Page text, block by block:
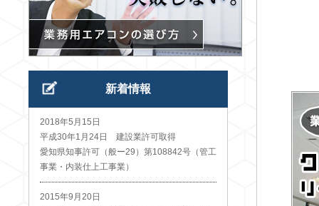
新着情報
2018年5月15日
平成30年1月24日 建設業許可取得
愛知県知事許可（般ー29）第108842号（管工
事業・内装仕上工事業）
2015年9月20日